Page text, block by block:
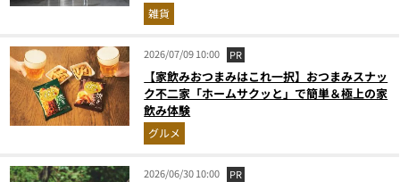
雑貨
2026/07/09 10:00 PR
【家飲みおつまみはこれ一択】おつまみスナッ
ク不二家「ホームサクッと」で簡単＆極上の家
飲み体験
グルメ
2026/06/30 10:00 PR